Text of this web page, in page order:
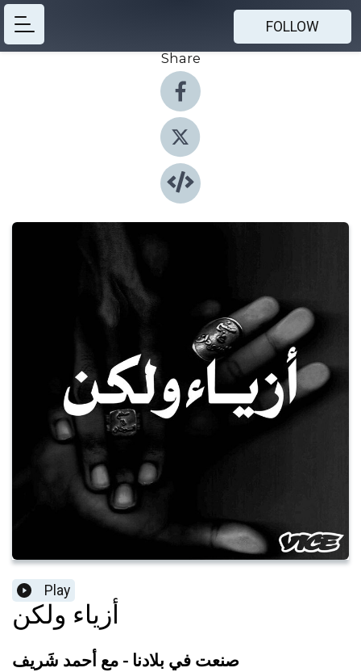
FOLLOW
Share
Play
أزياء ولكن
صنعت في بلادنا - مع أحمد شَريف